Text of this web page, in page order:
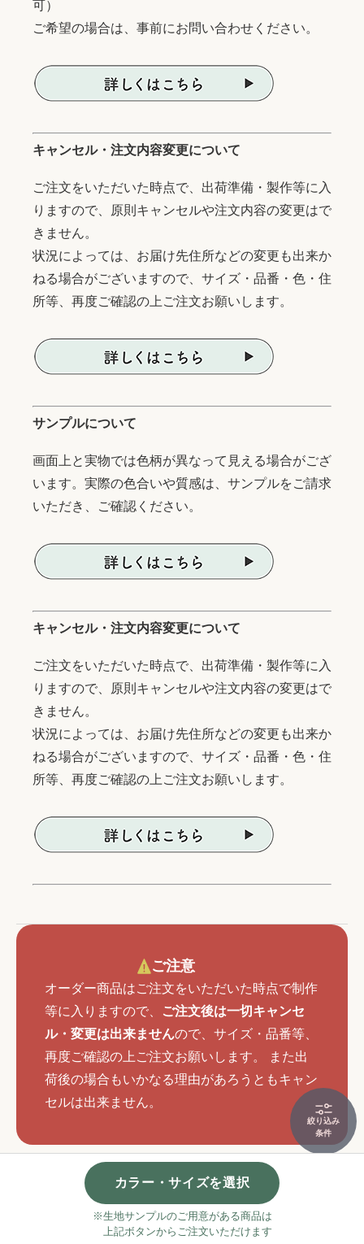
絞り込み
条件
カラー・サイズを選択
※生地サンプルのご用意がある商品は
上記ボタンからご注文いただけます
可）
ご希望の場合は、事前にお問い合わせください。
キャンセル・注文内容変更について
ご注文をいただいた時点で、出荷準備・製作等に入
りますので、原則キャンセルや注文内容の変更はで
きません。
状況によっては、お届け先住所などの変更も出来か
ねる場合がございますので、サイズ・品番・色・住
所等、再度ご確認の上ご注文お願いします。
サンプルについて
画面上と実物では色柄が異なって見える場合がござ
います。実際の色合いや質感は、サンプルをご請求
いただき、ご確認ください。
キャンセル・注文内容変更について
ご注文をいただいた時点で、出荷準備・製作等に入
りますので、原則キャンセルや注文内容の変更はで
きません。
状況によっては、お届け先住所などの変更も出来か
ねる場合がございますので、サイズ・品番・色・住
所等、再度ご確認の上ご注文お願いします。
ご注意
オーダー商品はご注文をいただいた時点で制作
等に入りますので、
ご注文後は一切キャンセ
ル・変更は出来ませんので、サイズ・品番等、
再度ご確認の上ご注文お願いします。 また出
荷後の場合もいかなる理由があろうともキャン
セルは出来ません。
マイページ よくある質問
実店舗ご案内